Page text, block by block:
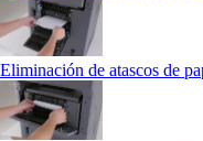
Eliminación de atascos de